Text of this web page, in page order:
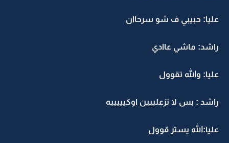
عليا: حبيبي ف شو سرحاان
راشد: ماشي عاادي
عليا: والله تقوول
راشد : بس لا تزعلييين اوكيييييه
عليا:الله يستر قوول